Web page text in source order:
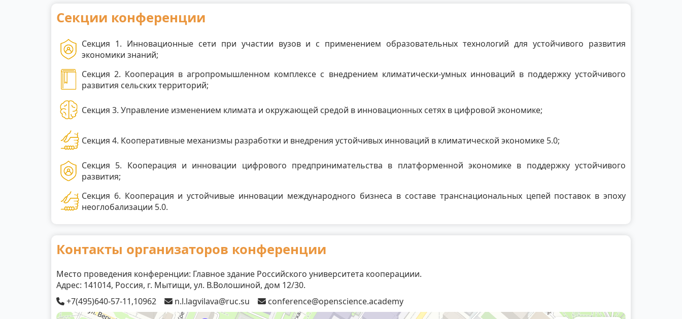
Секции конференции
Секция 1. Инновационные сети при участии вузов и с применением образовательных технологий для устойчивого развития
экономики знаний;
Секция 2. Кооперация в агропромышленном комплексе с внедрением климатически-умных инноваций в поддержку устойчивого
развития сельских территорий;
Секция 3. Управление изменением климата и окружающей средой в инновационных сетях в цифровой экономике;
Секция 4. Кооперативные механизмы разработки и внедрения устойчивых инноваций в климатической экономике 5.0;
Секция 5. Кооперация и инновации цифрового предпринимательства в платформенной экономике в поддержку устойчивого
развития;
Секция 6. Кооперация и устойчивые инновации международного бизнеса в составе транснациональных цепей поставок в эпоху
неоглобализации 5.0.
Контакты организаторов конференции
Место проведения конференции: Главное здание Российского университета кооперациии.
Адрес: 141014, Россия, г. Мытищи, ул. В.Волошиной, дом 12/30.
+7(495)640-57-11,10962
n.l.lagvilava@ruc.su conference@openscience.academy